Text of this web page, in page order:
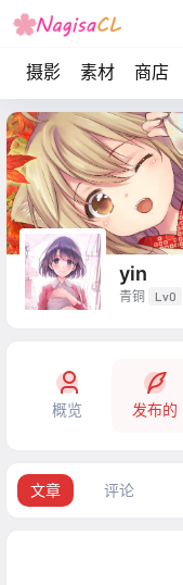
摄影 素材 商店
yin
青铜 Lv0
概览 发布的
文章 评论